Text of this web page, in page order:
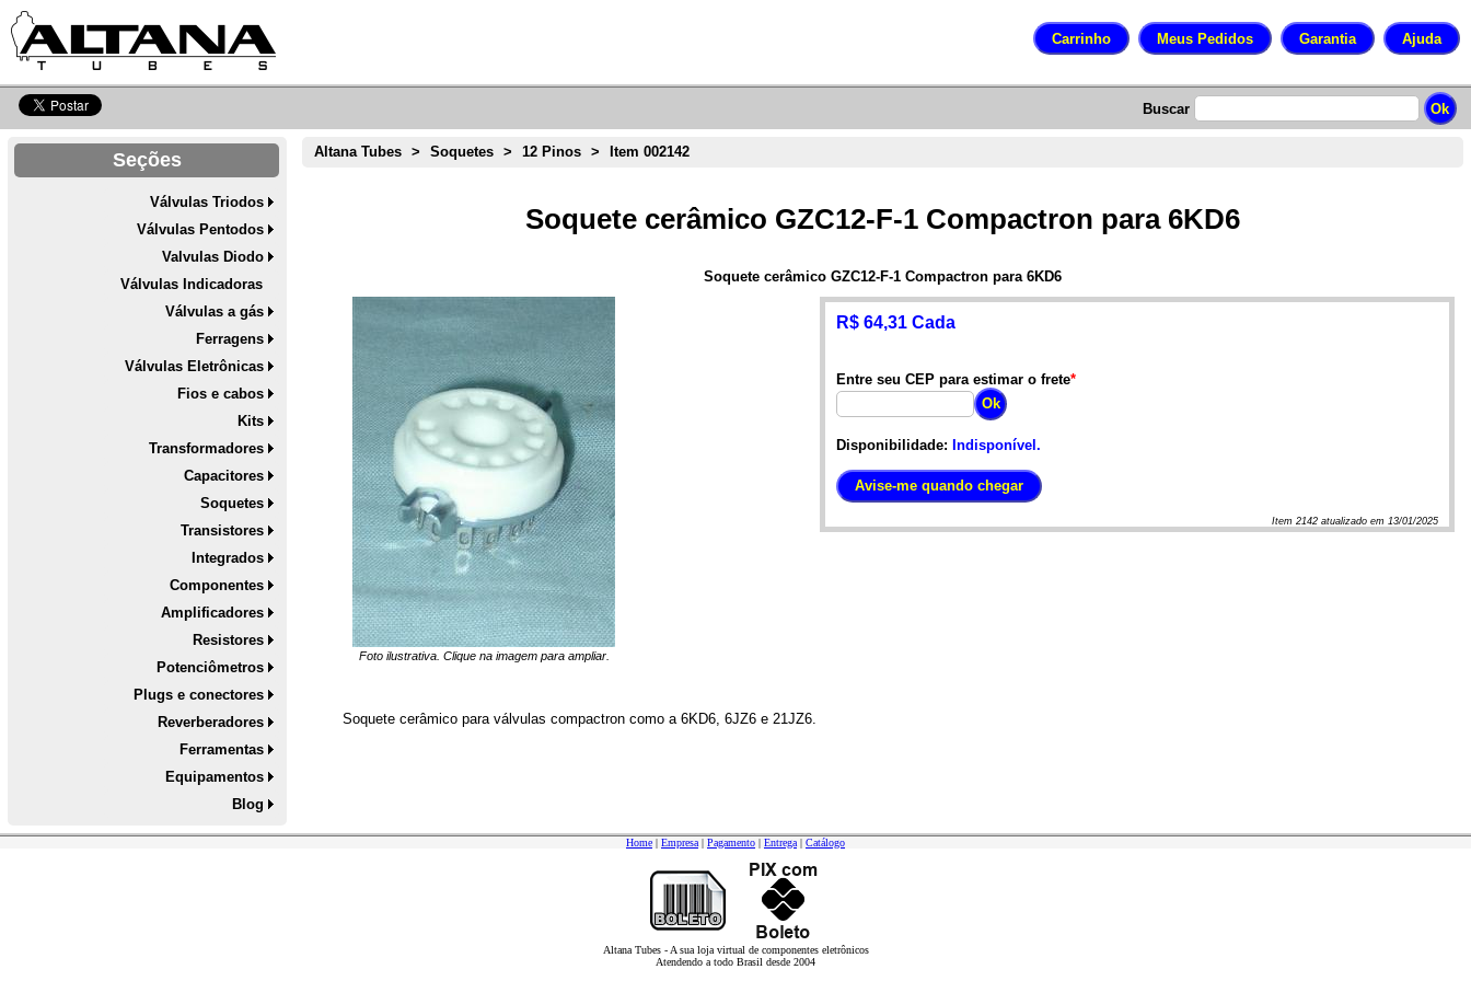
Buscar
Seções
Válvulas Triodos
Válvulas Pentodos
Valvulas Diodo
Válvulas Indicadoras
Válvulas a gás
Ferragens
Válvulas Eletrônicas
Fios e cabos
Kits
Transformadores
Capacitores
Soquetes
Transistores
Integrados
Componentes
Amplificadores
Resistores
Potenciômetros
Plugs e conectores
Reverberadores
Ferramentas
Equipamentos
Blog
Altana Tubes > Soquetes > 12 Pinos > Item 002142
Soquete cerâmico GZC12-F-1 Compactron para 6KD6
Soquete cerâmico GZC12-F-1 Compactron para 6KD6
Foto ilustrativa. Clique na imagem para ampliar.
R$ 64,31 Cada
Entre seu CEP para estimar o frete*
Disponibilidade: Indisponível.
Item2142 atualizado em 13/01/2025
Soquete cerâmico paraválvulas compactron como a6KD6,6JZ6 e21JZ6.
Home | Empresa | Pagamento | Entrega | Catálogo
Altana Tubes - A sua loja virtual de componentes eletrônicos
Atendendo a todo Brasil desde 2004